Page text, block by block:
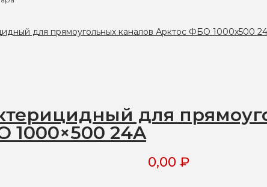
для
1000×500 24A
0,00 ₽